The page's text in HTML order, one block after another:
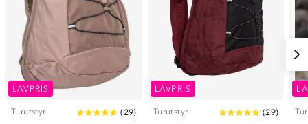
LAVPRIS
Turutstyr ( 29)
LAVPRIS
Turutstyr (29)